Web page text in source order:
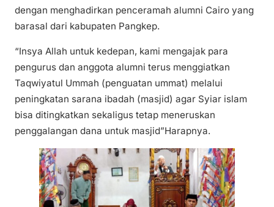
dengan menghadirkan penceramah alumni Cairo yang
barasal dari kabupaten Pangkep.
“Insya Allah untuk kedepan, kami mengajak para
pengurus dan anggota alumni terus menggiatkan
Taqwiyatul Ummah (penguatan ummat) melalui
peningkatan sarana ibadah (masjid) agar Syiar islam
bisa ditingkatkan sekaligus tetap meneruskan
penggalangan dana untuk masjid”Harapnya.